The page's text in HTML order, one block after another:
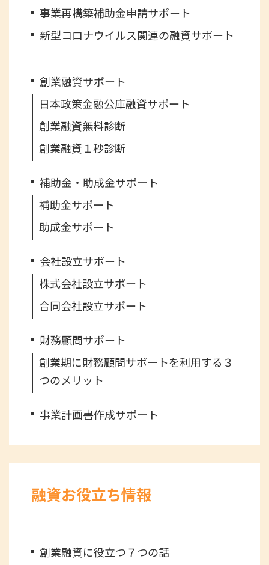
事業再構築補助金申請サポート
新型コロナウイルス関連の融資サポート
創業融資サポート
日本政策金融公庫融資サポート
創業融資無料診断
創業融資１秒診断
補助金・助成金サポート
補助金サポート
助成金サポート
会社設立サポート
株式会社設立サポート
合同会社設立サポート
財務顧問サポート
創業期に財務顧問サポートを利用する３
つのメリット
事業計画書作成サポート
融資お役立ち情報
創業融資に役立つ７つの話